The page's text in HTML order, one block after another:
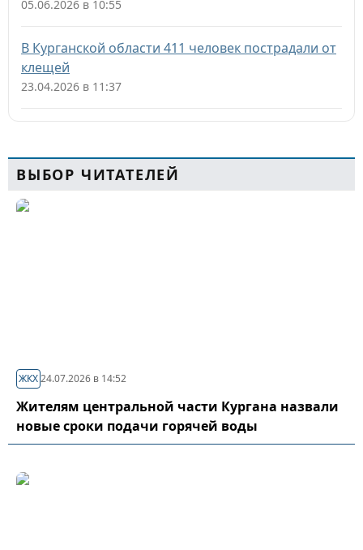
05.06.2026 в 10:55
В Курганской области 411 человек пострадали от
клещей
23.04.2026 в 11:37
ВЫБОР ЧИТАТЕЛЕЙ
ЖКХ24.07.2026 в 14:52
Жителям центральной части Кургана назвали
новые сроки подачи горячей воды